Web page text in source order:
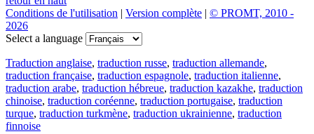
Conditions de l'utilisation | Version complète | © PROMT, 2010 -
2026
Select a language
Traduction anglaise, traduction russe, traduction allemande,
traduction française, traduction espagnole, traduction italienne,
traduction arabe, traduction hébreue, traduction kazakhe, traduction
chinoise, traduction coréenne, traduction portugaise, traduction
turque, traduction turkmène, traduction ukrainienne, traduction
finnoise